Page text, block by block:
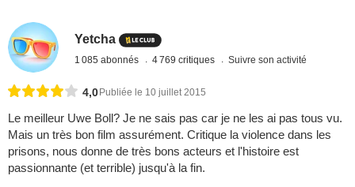
Yetcha
1 085 abonnés 4 769 critiques Suivre son activité
4,0Publiée le 10 juillet 2015
Le meilleur Uwe Boll? Je ne sais pas car je ne les ai pas tous vu.
Mais un très bon film assurément. Critique la violence dans les
prisons, nous donne de très bons acteurs et l'histoire est
passionnante (et terrible) jusqu'à la fin.